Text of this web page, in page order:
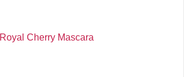
Royal Cherry Mascara